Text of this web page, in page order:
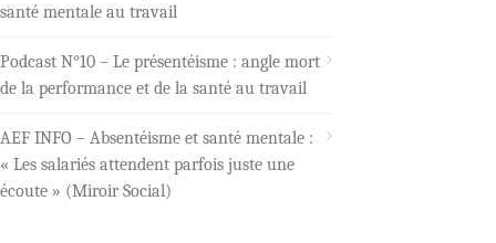
santé mentale au travail
Podcast N°10 – Le présentéisme : angle mort
de la performance et de la santé au travail
AEF INFO – Absentéisme et santé mentale :
« Les salariés attendent parfois juste une
écoute » (Miroir Social)